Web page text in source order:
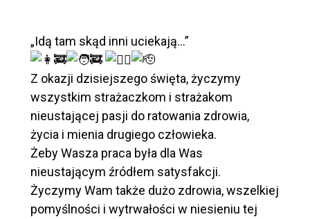
„Idą tam skąd inni uciekają…”
Z okazji dzisiejszego święta, życzymy
wszystkim strażaczkom i strażakom
nieustającej pasji do ratowania zdrowia,
życia i mienia drugiego człowieka.
Żeby Wasza praca była dla Was
nieustającym źródłem satysfakcji.
Życzymy Wam także dużo zdrowia, wszelkiej
pomyślności i wytrwałości w niesieniu tej